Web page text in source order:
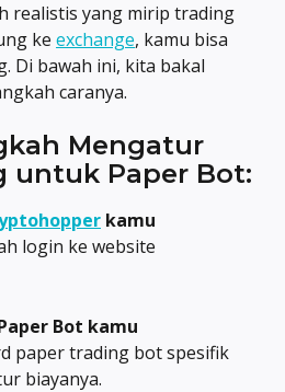
realistis yang mirip trading
ke exchange, kamu bisa
Di bawah ini, kita bakal
caranya.
Mengatur
untuk Paper Bot:
kamu
login ke website
Bot kamu
paper trading bot spesifik
biayanya.